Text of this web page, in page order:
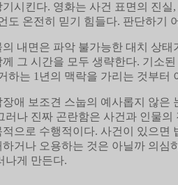
시킨다. 영화는 사건 표면의 진
도 온전히 믿기 힘들다. 판단하
내면은 파악 불가능한 대치 상
그 시간을 모두 생략한다. 기소
하는 1년의 맥락을 가리는 것부
애 보조견 스눕의 예사롭지 않
나 진짜 곤란함은 사건과 인물
으로 수행적이다. 사건이 있으
거나 오용하는 것은 아닐까 의
나게 만든다.